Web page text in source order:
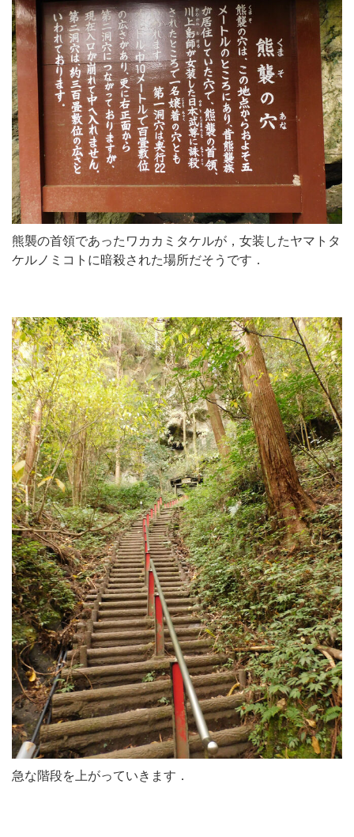
熊襲の首領であったワカカミタケルが，女装したヤマトタ
ケルノミコトに暗殺された場所だそうです．
急な階段を上がっていきます．